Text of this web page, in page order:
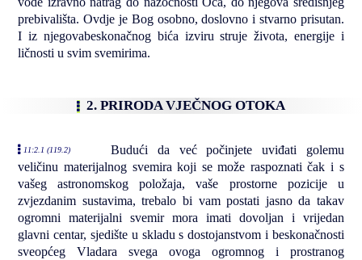
prebivališta. Ovdje je Bog osobno, doslovno i stvarno prisutan.
I iz njegovabeskonačnog bića izviru struje života, energije i
ličnosti u svim svemirima.
2. PRIRODA VJEČNOG OTOKA
11:2.1 (119.2)
Budući da već počinjete uviđati golemu
veličinu materijalnog svemira koji se može raspoznati čak i s
vašeg astronomskog položaja, vaše prostorne pozicije u
zvjezdanim sustavima, trebalo bi vam postati jasno da takav
ogromni materijalni svemir mora imati dovoljan i vrijedan
glavni centar, sjedište u skladu s dostojanstvom i beskonačnosti
sveopćeg Vladara svega ovoga ogromnog i prostranog